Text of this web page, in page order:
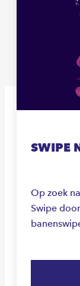
SWIPE
Op zoek
Swipe